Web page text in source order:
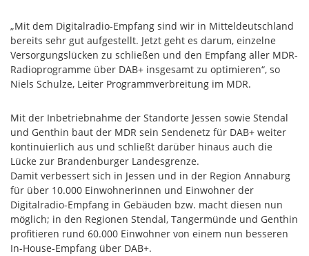
„Mit dem Digitalradio-Empfang sind wir in Mitteldeutschland
bereits sehr gut aufgestellt. Jetzt geht es darum, einzelne
Versorgungslücken zu schließen und den Empfang aller MDR-
Radioprogramme über DAB+ insgesamt zu optimieren“, so
Niels Schulze, Leiter Programmverbreitung im MDR.
Mit der Inbetriebnahme der Standorte Jessen sowie Stendal
und Genthin baut der MDR sein Sendenetz für DAB+ weiter
kontinuierlich aus und schließt darüber hinaus auch die
Lücke zur Brandenburger Landesgrenze.
Damit verbessert sich in Jessen und in der Region Annaburg
für über 10.000 Einwohnerinnen und Einwohner der
Digitalradio-Empfang in Gebäuden bzw. macht diesen nun
möglich; in den Regionen Stendal, Tangermünde und Genthin
profitieren rund 60.000 Einwohner von einem nun besseren
In-House-Empfang über DAB+.